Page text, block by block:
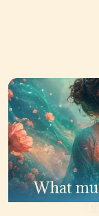
What